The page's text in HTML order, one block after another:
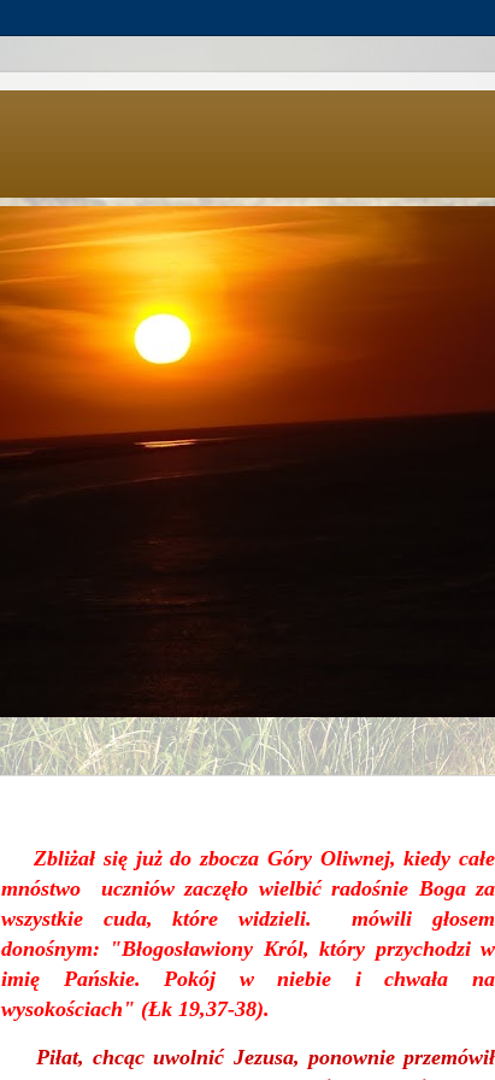
Zbliżał się już do zbocza Góry Oliwnej, kiedy całe
mnóstwo uczniów zaczęło wielbić radośnie Boga za
wszystkie cuda, które widzieli. mówili głosem
donośnym: "Błogosławiony Król, który przychodzi w
imię Pańskie. Pokój w niebie i chwała na
wysokościach" (Łk 19,37-38).
Piłat, chcąc uwolnić Jezusa, ponownie przemówił